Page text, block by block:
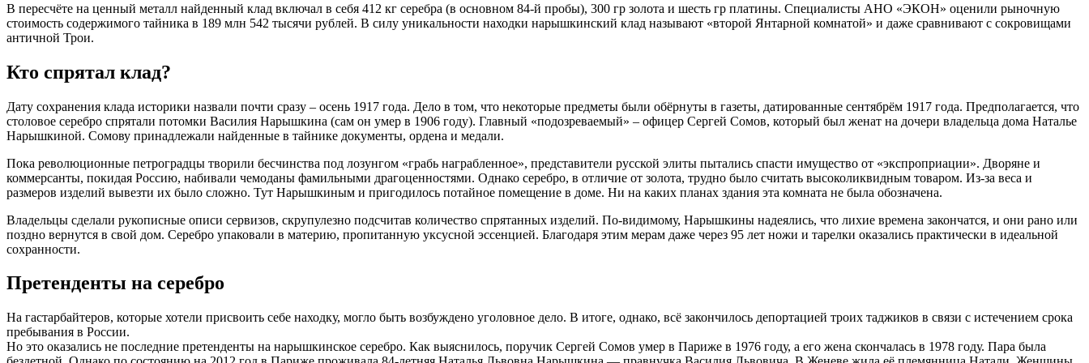
В пересчёте на ценный металл найденный клад включал в себя 412 кг серебра (в основном 84-й пробы), 300 гр золота и шесть гр платины. Специалисты АНО «ЭКОН» оценили рыночную
стоимость содержимого тайника в 189 млн 542 тысячи рублей. В силу уникальности находки нарышкинский клад называют «второй Янтарной комнатой» и даже сравнивают с сокровищами
античной Трои.
Кто спрятал клад?
Дату сохранения клада историки назвали почти сразу – осень 1917 года. Дело в том, что некоторые предметы были обёрнуты в газеты, датированные сентябрём 1917 года. Предполагается, что
столовое серебро спрятали потомки Василия Нарышкина (сам он умер в 1906 году). Главный «подозреваемый» – офицер Сергей Сомов, который был женат на дочери владельца дома Наталье
Нарышкиной. Сомову принадлежали найденные в тайнике документы, ордена и медали.
Пока революционные петроградцы творили бесчинства под лозунгом «грабь награбленное», представители русской элиты пытались спасти имущество от «экспроприации». Дворяне и
коммерсанты, покидая Россию, набивали чемоданы фамильными драгоценностями. Однако серебро, в отличие от золота, трудно было считать высоколиквидным товаром. Из-за веса и
размеров изделий вывезти их было сложно. Тут Нарышкиным и пригодилось потайное помещение в доме. Ни на каких планах здания эта комната не была обозначена.
Владельцы сделали рукописные описи сервизов, скрупулезно подсчитав количество спрятанных изделий. По-видимому, Нарышкины надеялись, что лихие времена закончатся, и они рано или
поздно вернутся в свой дом. Серебро упаковали в материю, пропитанную уксусной эссенцией. Благодаря этим мерам даже через 95 лет ножи и тарелки оказались практически в идеальной
сохранности.
Претенденты на серебро
На гастарбайтеров, которые хотели присвоить себе находку, могло быть возбуждено уголовное дело. В итоге, однако, всё закончилось депортацией троих таджиков в связи с истечением срока
пребывания в России.
Но это оказались не последние претенденты на нарышкинское серебро. Как выяснилось, поручик Сергей Сомов умер в Париже в 1976 году, а его жена скончалась в 1978 году. Пара была